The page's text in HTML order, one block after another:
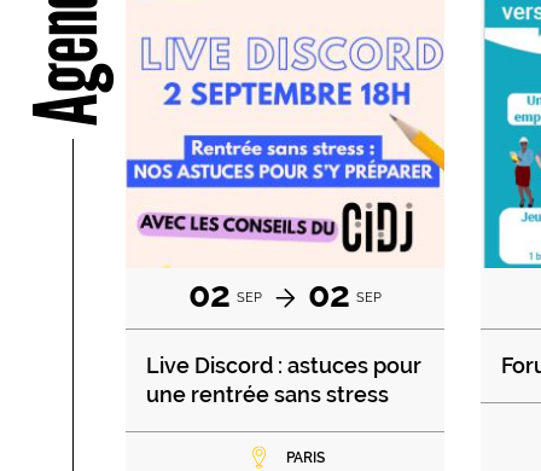
Agenda
02 SEP 02 SEP
Live Discord : astuces pour
une rentrée sans stress
PARIS